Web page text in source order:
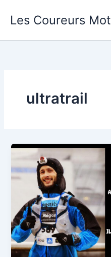
Les Coureurs
ultratrail